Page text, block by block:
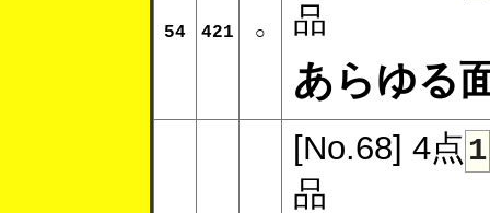
54 421 ○ 品
あらゆる
[No.68] 4点 1
品